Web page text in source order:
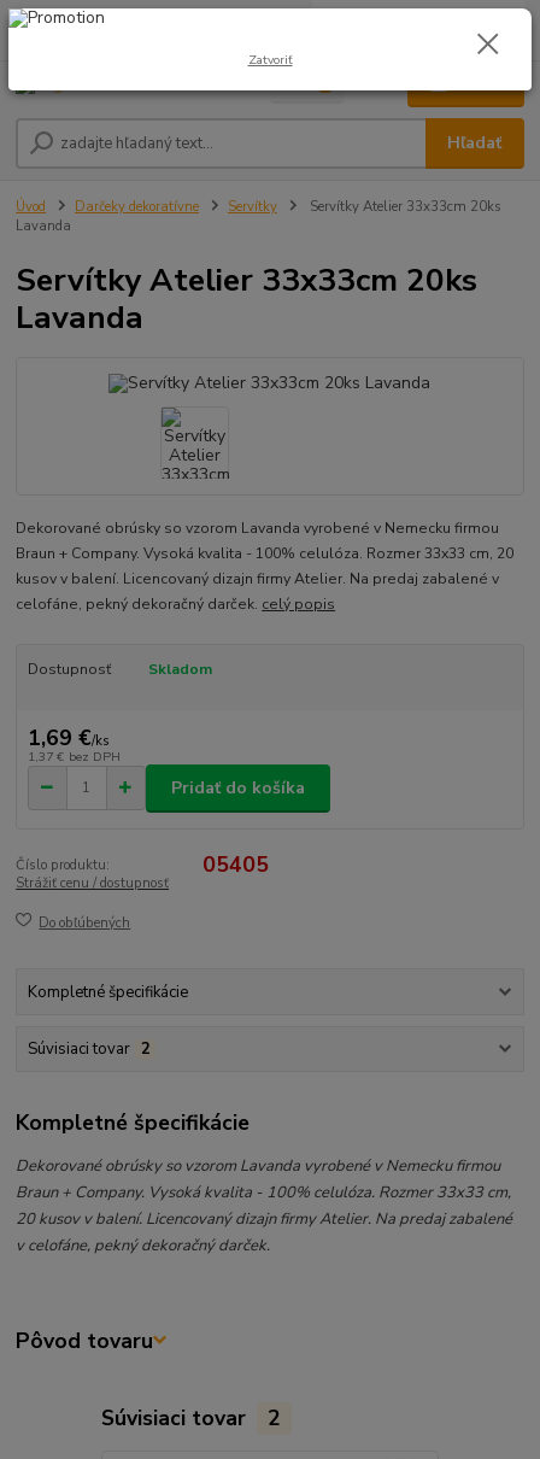
Hľadať
0948 236 042
0,00 €
Úvod Darčeky dekoratívne Servítky
Servítky Atelier 33x33cm 20ks
Lavanda
Servítky Atelier 33x33cm 20ks
Lavanda
Dekorované obrúsky so vzorom Lavanda vyrobené v Nemecku firmou
Braun + Company. Vysoká kvalita - 100% celulóza. Rozmer 33x33 cm, 20
kusov v balení. Licencovaný dizajn firmy Atelier. Na predaj zabalené v
celofáne, pekný dekoračný darček. celý popis
Dostupnosť Skladom
1,69 €/ks
1,37 € bez DPH
Pridať do košíka
Číslo produktu: 05405
Strážiť cenu / dostupnosť
Do obľúbených
Kompletné špecifikácie
Súvisiaci tovar 2
Kompletné špecifikácie
Dekorované obrúsky so vzorom Lavanda vyrobené v Nemecku firmou
Braun + Company. Vysoká kvalita - 100% celulóza. Rozmer 33x33 cm,
20 kusov v balení. Licencovaný dizajn firmy Atelier. Na predaj zabalené
v celofáne, pekný dekoračný darček.
Pôvod tovaru
Súvisiaci tovar 2
Zatvoriť